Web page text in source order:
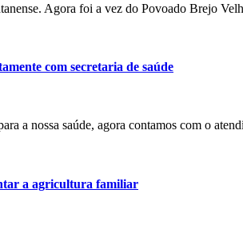
Agora foi a vez do Povoado Brejo
com secretaria de saúde
a nossa saúde, agora contamos com o
a agricultura familiar